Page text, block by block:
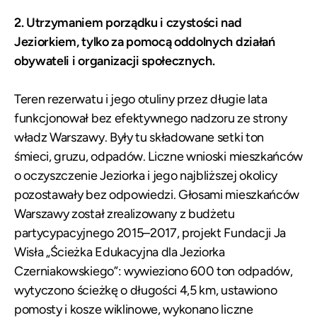
2. Utrzymaniem porządku i czystości nad
Jeziorkiem, tylko za pomocą oddolnych działań
obywateli i organizacji społecznych.
Teren rezerwatu i jego otuliny przez długie lata
funkcjonował bez efektywnego nadzoru ze strony
władz Warszawy. Były tu składowane setki ton
śmieci, gruzu, odpadów. Liczne wnioski mieszkańców
o oczyszczenie Jeziorka i jego najbliższej okolicy
pozostawały bez odpowiedzi. Głosami mieszkańców
Warszawy został zrealizowany z budżetu
partycypacyjnego 2015–2017, projekt Fundacji Ja
Wisła „Ścieżka Edukacyjna dla Jeziorka
Czerniakowskiego”: wywieziono 600 ton odpadów,
wytyczono ścieżkę o długości 4,5 km, ustawiono
pomosty i kosze wiklinowe, wykonano liczne